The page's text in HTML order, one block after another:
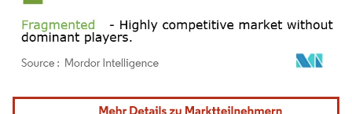
Bild © Mordor Intelligence. Wiederverwendung erfordert Namensnennung gemäß